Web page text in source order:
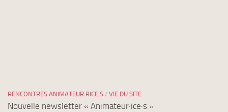
RENCONTRES ANIMATEUR.RICE.S / VIE DU SITE
Nouvelle newsletter « Animateur·ice·s »